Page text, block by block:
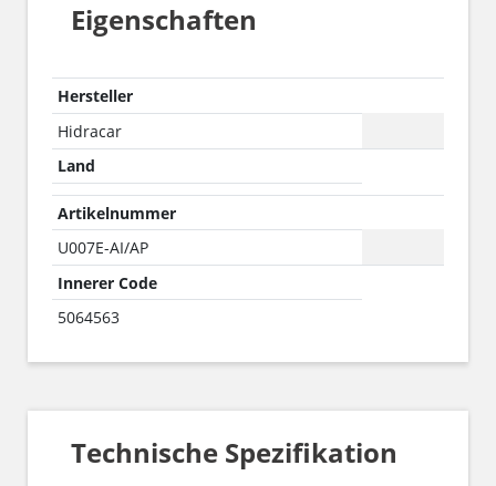
Eigenschaften
Hersteller
Hidracar
Land
Artikelnummer
U007E-AI/AP
Innerer Code
5064563
Technische Spezifikation